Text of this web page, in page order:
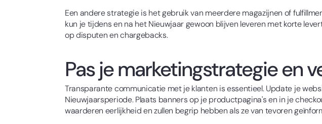
Een andere strategie is het gebruik van meerdere magazijnen of
kun je tijdens en na het Nieuwjaar gewoon blijven leveren met korte
op disputen en chargebacks.
Pas je marketingstrategie en
Transparante communicatie met je klanten is essentieel. Update je
Nieuwjaarsperiode. Plaats banners op je productpagina's en in je
waarderen eerlijkheid en zullen begrip hebben als ze van tevoren